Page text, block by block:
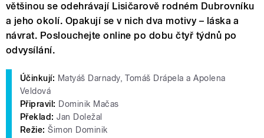
většinou se odehrávají Lisičarově rodném Dubrovníku
a jeho okolí. Opakují se v nich dva motivy – láska a
návrat. Poslouchejte online po dobu čtyř týdnů po
odvysílání.
Účinkují: Matyáš Darnady, Tomáš Drápela a Apolena
Veldová
Připravil: Dominik Mačas
Překlad: Jan Doležal
Režie: Šimon Dominik